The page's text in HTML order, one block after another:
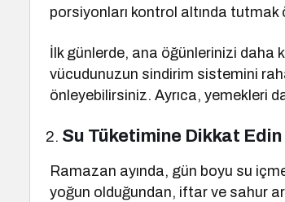
porsiyonları kontrol altında tutmak
İlk günlerde, ana öğünlerinizi daha
vücudunuzun sindirim sistemini
önleyebilirsiniz. Ayrıca, yemekleri
Su Tüketimine Dikkat Edin
Ramazan ayında, gün boyu su
yoğun olduğundan, iftar ve sahur